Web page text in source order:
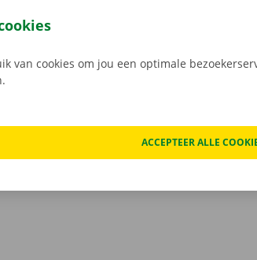
ophalen open je de camionette eenvoudig
gratis app voor
van cookies om jou een optimale
ACCEPTEER ALLE